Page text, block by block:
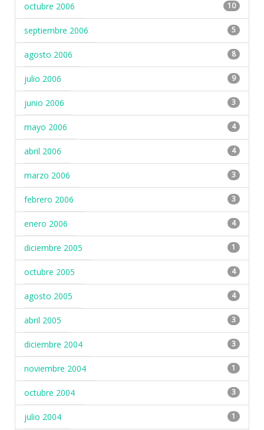
octubre 2006 10
septiembre 2006 5
agosto 2006 8
julio 2006 9
junio 2006 3
mayo 2006 4
abril 2006 4
marzo 2006 3
febrero 2006 3
enero 2006 4
diciembre 2005 1
octubre 2005 4
agosto 2005 4
abril 2005 3
diciembre 2004 3
noviembre 2004 1
octubre 2004 3
julio 2004 1